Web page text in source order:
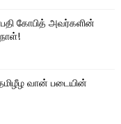
கோபித் அவர்களின்
வான் படையின்